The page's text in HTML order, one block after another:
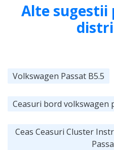
Alte sugestii
Volkswagen Passat B5.5
Ceasuri bord volkswagen
Ceas Ceasuri Cluster